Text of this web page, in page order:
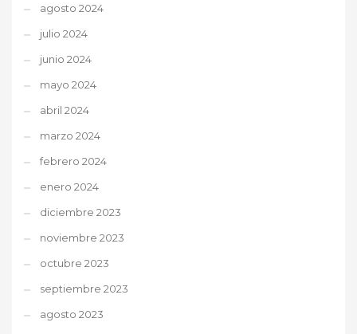
agosto 2024
julio 2024
junio 2024
mayo 2024
abril 2024
marzo 2024
febrero 2024
enero 2024
diciembre 2023
noviembre 2023
octubre 2023
septiembre 2023
agosto 2023